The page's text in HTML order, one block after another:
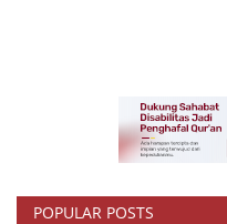
POPULAR POSTS